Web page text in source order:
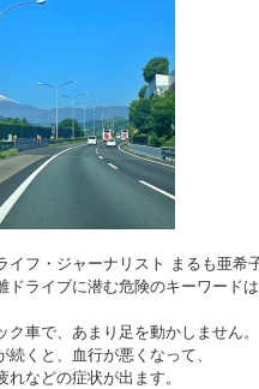
フ・ジャーナリスト まるも亜希
ドライブに潜む危険のキーワード
車で、あまり足を動かしません。
くと、血行が悪くなって、
などの症状が出ます。